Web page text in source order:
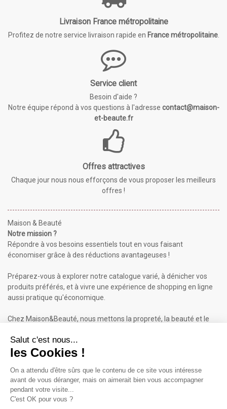
Livraison France métropolitaine
Profitez de notre service livraison rapide en France métropolitaine.
Service client
Besoin d'aide ?
Notre équipe répond à vos questions à l'adresse contact@maison-
et-beaute.fr
Offres attractives
Chaque jour nous nous efforçons de vous proposer les meilleurs
offres !
Maison & Beauté
Notre mission ?
Répondre à vos besoins essentiels tout en vous faisant
économiser grâce à des réductions avantageuses !
Préparez-vous à explorer notre catalogue varié, à dénicher vos
produits préférés, et à vivre une expérience de shopping en ligne
aussi pratique qu'économique.
Chez Maison&Beauté, nous mettons la propreté, la beauté et le
Maison & Beauté : Informations
À propos de nous
Conditions générales de vente (CGV)
Plan du site
Contactez-nous
Cliquez-ici pour modifier vos préférences en matière de cookies